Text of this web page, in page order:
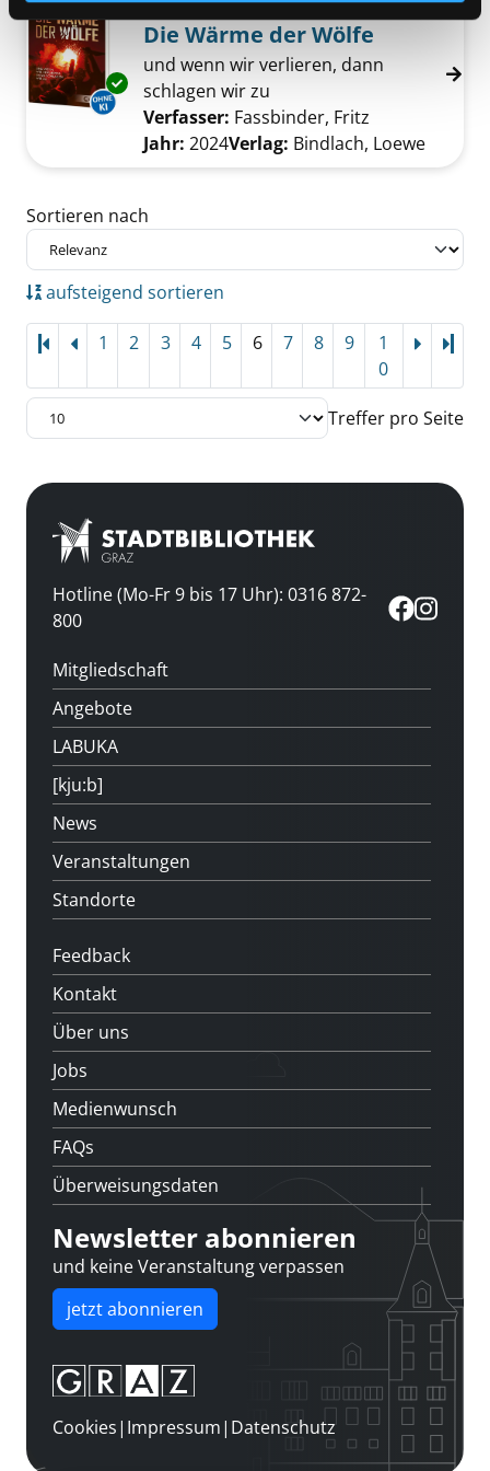
Exemplar-Details von Die Wärme der Wölfe
Mediengruppe:Jugendbuch
Die Wärme der Wölfe
und wenn wir verlieren, dann
schlagen wir zu
Verfasser: Fassbinder, Fritz
Jahr: 2024Verlag: Bindlach, Loewe
Zu den Suchfiltern springen
Sortieren nach
aufsteigend sortieren
1 2 3 4 5 6 7 8 9
1
0
Treffer pro Seite
Hotline (Mo-Fr 9 bis 17 Uhr): 0316 872-
800
Mitgliedschaft
Angebote
LABUKA
[kju:b]
News
Veranstaltungen
Standorte
Feedback
Kontakt
Über uns
Jobs
Medienwunsch
FAQs
Überweisungsdaten
Newsletter abonnieren
und keine Veranstaltung verpassen
jetzt abonnieren
Cookies| Impressum| Datenschutz